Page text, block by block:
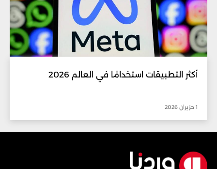
أكثر التطبيقات استخدامًا في العالم 2026
1 حزيران 2026